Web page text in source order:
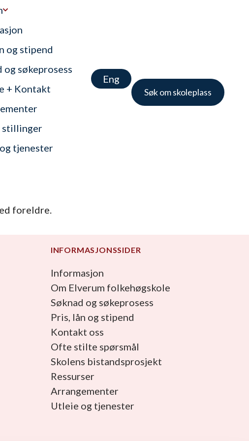
og stipend
og søkeprosess
+ Kontakt
stillinger
tjenester
Eng
Søk om skoleplass
foreldre.
INFORMASJONSSIDER
Informasjon
Om Elverum folkehøgskole
Søknad og søkeprosess
Pris, lån og stipend
Kontakt oss
Ofte stilte spørsmål
Skolens bistandsprosjekt
Ressurser
Arrangementer
Utleie og tjenester